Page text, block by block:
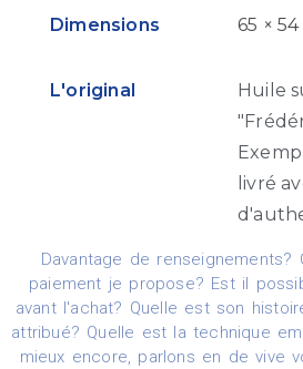
Dimensions 65 ×
L'original
Huile
livré
Davantage de renseignements?
paiement je propose? Est il
avant l'achat? Quelle est son
attribué? Quelle est la technique
mieux encore, parlons en de vive